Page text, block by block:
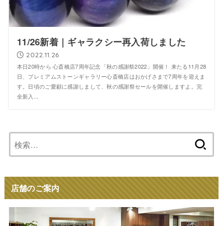
11/26新着｜ギャラクシー再入荷しました
2022.11.26
本日20時から 心斎橋店7周年記念「秋の感謝祭2022」開催！ 来たる11月28
日、プレミアムストーンギャラリー心斎橋店はおかげさまで7周年を迎えま
す。日頃のご愛顧に感謝しまして、秋の感謝祭セールを開催しますよ。完
全新入...
索:
店舗のご案内